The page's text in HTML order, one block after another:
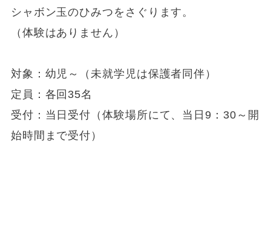
シャボン玉のひみつをさぐります。
（体験はありません）
対象：幼児～（未就学児は保護者同伴）
定員：各回35名
受付：当日受付（体験場所にて、当日9：30～開
始時間まで受付）